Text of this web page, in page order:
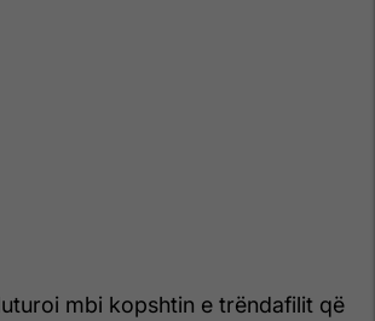
mbi kopshtin e trëndafilit që